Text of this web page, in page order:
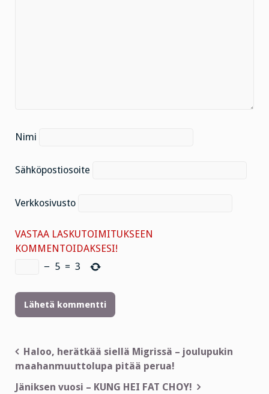
Nimi
Sähköpostiosoite
Verkkosivusto
VASTAA LASKUTOIMITUKSEEN
KOMMENTOIDAKSESI!
− 5 = 3
Artikkelien
selaus
Haloo, herätkää siellä Migrissä – joulupukin
maahanmuuttolupa pitää perua!
Jäniksen vuosi – KUNG HEI FAT CHOY!